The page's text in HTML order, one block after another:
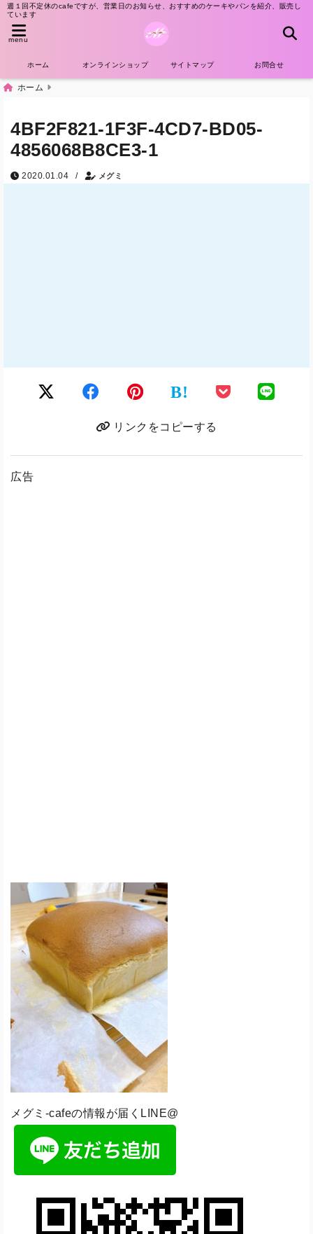
週１回不定休のcafeですが、営業日のお知らせ、おすすめのケーキやパンを紹介、販売し
ています
menu
ホーム オンラインショップ サイトマップ お問合せ
ホーム
4BF2F821-1F3F-4CD7-BD05-
4856068B8CE3-1
2020.01.04 / メグミ
B!
リンクをコピーする
広告
メグミ-cafeの情報が届くLINE@